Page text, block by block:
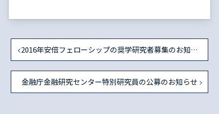
2016年安倍フェローシップの奨学研究者募集のお知らせ
金融庁金融研究センター特別研究員の公募のお知らせ